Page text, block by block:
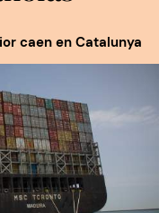
caen en Catalunya